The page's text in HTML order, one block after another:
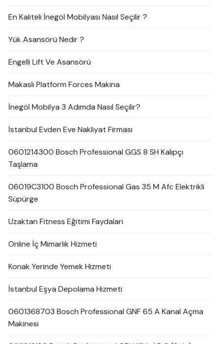
En Kaliteli İnegöl Mobilyası Nasıl Seçilir ?
Yük Asansörü Nedir ?
Engelli Lift Ve Asansörü
Makaslı Platform Forces Makina
İnegöl Mobilya 3 Adımda Nasıl Seçilir?
İstanbul Evden Eve Nakliyat Firması
0601214300 Bosch Professional GGS 8 SH Kalıpçı
Taşlama
06019C3100 Bosch Professional Gas 35 M Afc Elektrikli
Süpürge
Uzaktan Fitness Eğitimi Faydaları
Online İç Mimarlık Hizmeti
Konak Yerinde Yemek Hizmeti
İstanbul Eşya Depolama Hizmeti
0601368703 Bosch Professional GNF 65 A Kanal Açma
Makinesi